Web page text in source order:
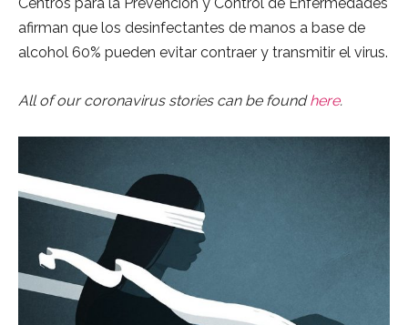
Centros para la Prevención y Control de Enfermedades
afirman que los desinfectantes de manos a base de
alcohol 60% pueden evitar contraer y transmitir el virus.
All of our coronavirus stories can be foundhere.